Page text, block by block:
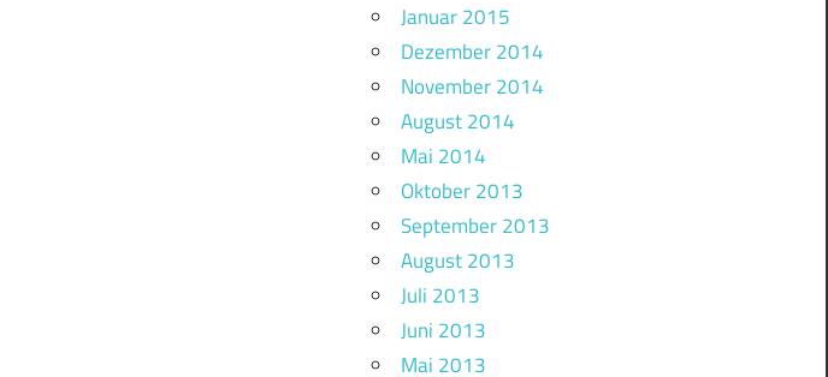
Januar 2015
Dezember 2014
November 2014
August 2014
Mai 2014
Oktober 2013
September 2013
August 2013
Juli 2013
Juni 2013
Mai 2013